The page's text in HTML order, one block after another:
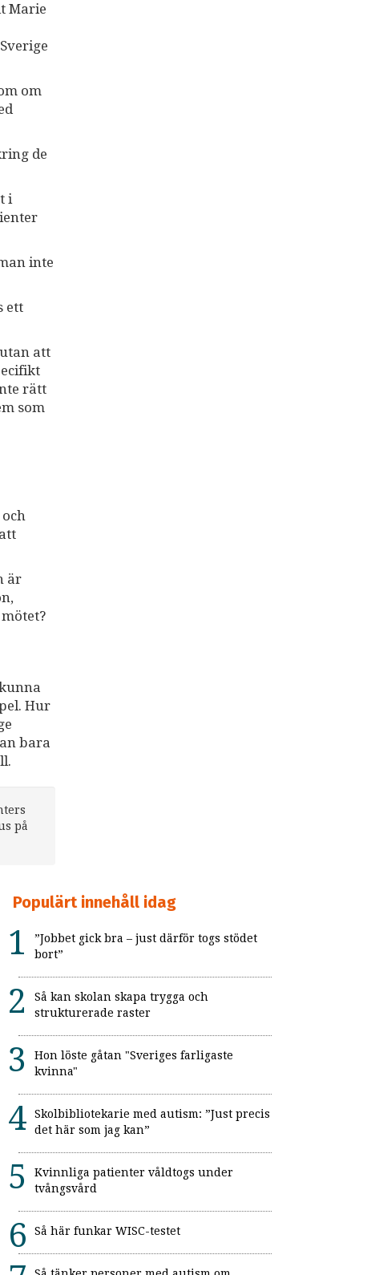
Marie
om
de
i
inte
ett
att
rätt
som
är
Hur
bara
på
Populärt innehåll idag
”Jobbet gick bra – just därför togs stödet
bort”
Så kan skolan skapa trygga och
strukturerade raster
Hon löste gåtan "Sveriges farligaste
kvinna"
Skolbibliotekarie med autism: ”Just precis
det här som jag kan”
Kvinnliga patienter våldtogs under
tvångsvård
Så här funkar WISC-testet